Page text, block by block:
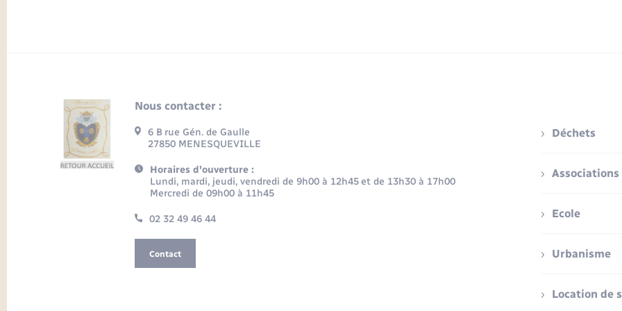
Nous contacter :
6 B rue Gén. de Gaulle
27850 MENESQUEVILLE
Horaires d'ouverture :
Lundi, mardi, jeudi, vendredi de 9h00 à 12h45 et de 13h30 à 17h00
Mercredi de 09h00 à 11h45
02 32 49 46 44
Contact
Déchets
Associations
Ecole
Urbanisme
Location de